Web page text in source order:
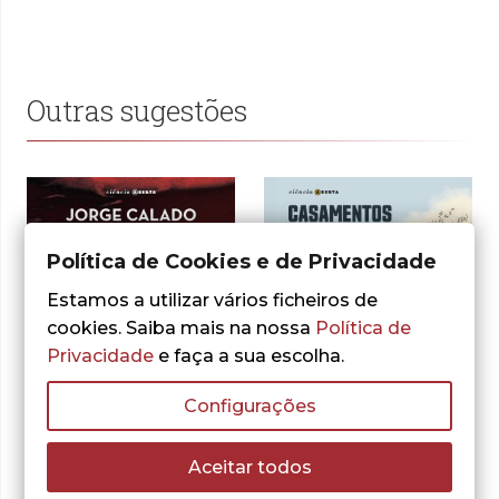
Outras sugestões
- 10%
Política de Cookies e de Privacidade
Estamos a utilizar vários ficheiros de
cookies. Saiba mais na nossa Política de
Privacidade e faça a sua escolha.
Configurações
Aceitar todos